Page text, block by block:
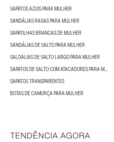
SAPATOS AZUIS PARA MULHER
SANDÁLIAS RASAS PARA MULHER
SAPATILHAS BRANCAS DE MULHER
SANDÁLIAS DE SALTO PARA MULHER
SALDÁLIAS DE SALTO LARGO PARA MULHER
SAPATOS DE SALTO COM ATACADORES PARA MULHER
SAPATOS TRANSPARENTES
BOTAS DE CAMURÇA PARA MULHER
TENDÊNCIA AGORA